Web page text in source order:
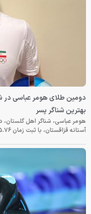
دومین طلای هومر عباسی در
بهترین شناگر پسر
هومر عباسی، شناگر اهل گلستان،
آستانه قزاقستان، با ثبت زمان ۲۵.۷۶ ثانیه در ماده ۵۰ متر کرال پشت به مدال طلا